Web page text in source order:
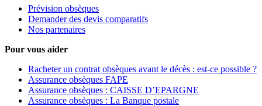
Prévision obsèques
Demander des devis comparatifs
Nos partenaires
Pour vous aider
Racheter un contrat obsèques avant le décès : est-ce possible ?
Assurance obsèques FAPE
Assurance obsèques : CAISSE D’EPARGNE
Assurance obsèques : La Banque postale